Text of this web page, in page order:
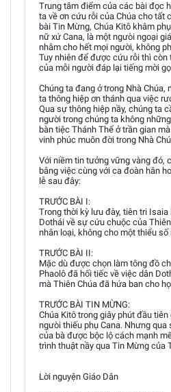
Trung tâm điểm của các bài đọc
ta về ơn cứu rỗi của Chúa cho tất
bài Tin Mừng, Chúa Kitô khâm
nữ xứ Cana, là một ngưòi ngoại
nhằm cho hết mọi người, không
Tuy nhiên để được cứu rỗi thì còn
của mỗi người đáp lại tiếng mời
Chúng ta đang ở trong Nhà Chúa,
ta thông hiệp ơn thánh qua việc
Qua sự thông hiệp nầy, chúng ta
người trong chúng ta không
bàn tiệc Thánh Thể ở trần gian
vinh phúc muôn đời trong Nhà
Với niềm tin tưởng vững vàng đó,
bằng việc cùng với ca đoàn hân
lễ sau đây:
TRƯỚC BÀI I:
Trong thời kỳ lưu đày, tiên tri Isaia
Dothái về sự cứu chuộc của
nhân loại, không cho một thiểu số
TRƯỚC BÀI II:
Mặc dù được chọn làm tông đồ
Phaolô đã hối tiếc về việc dân
mà Thiên Chúa đã hứa ban cho
TRƯỚC BÀI TIN MỪNG:
Chúa Kitô trong giây phút đầu
ngưòi thiếu phụ Cana. Nhưng
của bà được bộc lộ cách mạnh
trình thuật nầy qua Tin Mừng của
Lời nguyện Giáo Dân